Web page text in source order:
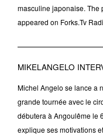
masculine japonaise. The
appeared on Forks.Tv
MIKELANGELO
Michel Angelo se lance a
grande tournée avec le
débutera à Angoulême le
explique ses motivations